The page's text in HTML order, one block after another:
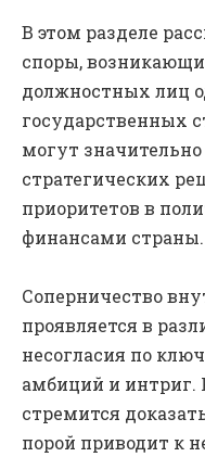
В этом разделе
споры,
должностных лиц
государственных
могут
стратегических
приоритетов в
финансами страны.
Соперничество
проявляется в
несогласия по
амбиций и
стремится
порой приводит к